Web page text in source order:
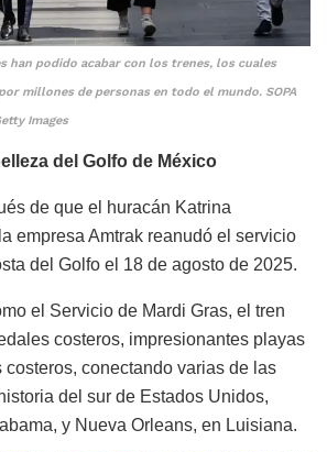
han podido acabar con los trenes, los cuales
millones de personas en todo el mundo. SOPA
Images
del Golfo de México
de que el huracán Katrina
empresa Amtrak reanudó el servicio
del Golfo el 18 de agosto de 2025.
el Servicio de Mardi Gras, el tren
costeros, impresionantes playas
conectando varias de las
del sur de Estados Unidos,
y Nueva Orleans, en Luisiana.